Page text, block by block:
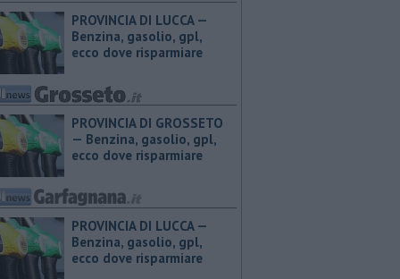
PROVINCIA DI LUCCA — ​
Benzina, gasolio, gpl,
ecco dove risparmiare
PROVINCIA DI GROSSETO
— ​Benzina, gasolio, gpl,
ecco dove risparmiare
PROVINCIA DI LUCCA — ​
Benzina, gasolio, gpl,
ecco dove risparmiare